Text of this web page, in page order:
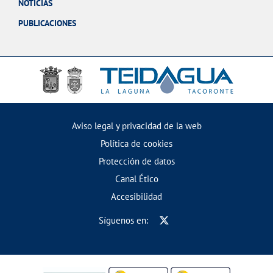
NOTICIAS
PUBLICACIONES
Aviso legal y privacidad de la web
Política de cookies
Protección de datos
Canal Ético
Accesibilidad
Síguenos en: